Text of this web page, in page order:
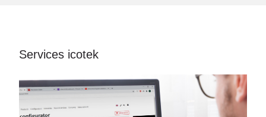
Services icotek